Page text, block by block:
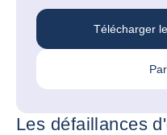
Télécharger
Les défaillances